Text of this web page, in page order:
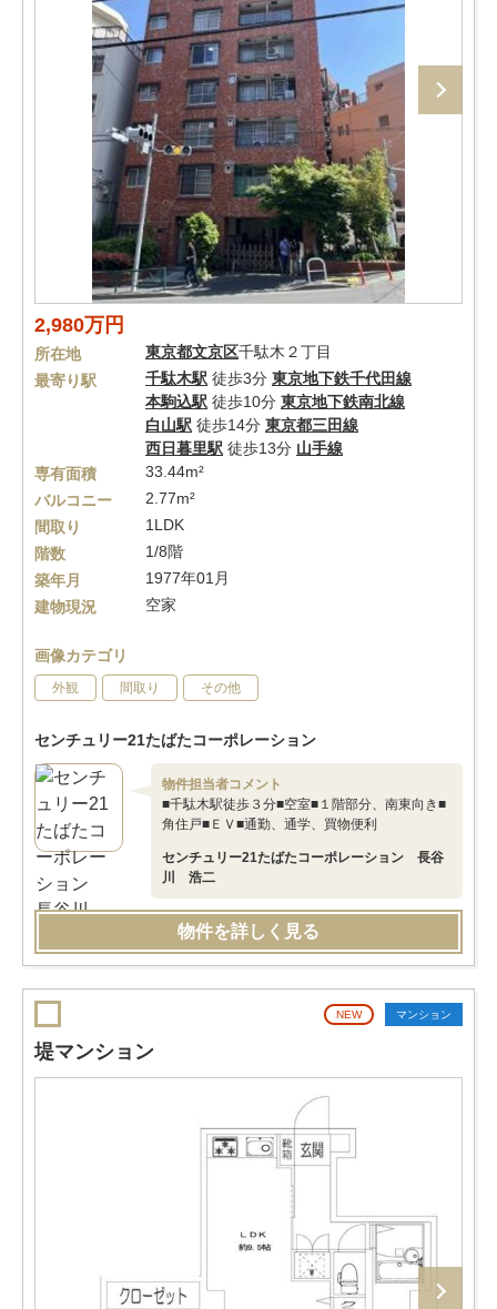
2,980万円
所在地 東京都文京区千駄木２丁目
最寄り駅
千駄木駅 徒歩3分 東京地下鉄千代田線
本駒込駅 徒歩10分 東京地下鉄南北線
白山駅 徒歩14分 東京都三田線
西日暮里駅 徒歩13分 山手線
専有面積
33.44m²
バルコニー
2.77m²
間取り
1LDK
階数
1/8階
築年月
1977年01月
建物現況
空家
画像カテゴリ
外観 間取り その他
センチュリー21たばたコーポレーション
物件担当者コメント
■千駄木駅徒歩３分■空室■１階部分、南東向き■
角住戸■ＥＶ■通勤、通学、買物便利
センチュリー21たばたコーポレーション 長谷
川 浩二
物件を詳しく見る
NEW マンション
堤マンション